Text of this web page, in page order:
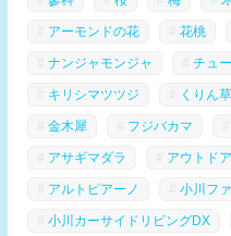
アーモンドの花 花桃
ナンジャモンジャ チュ
キリシマツツジ くりん草
金木犀 フジバカマ
アサギマダラ アウトド
アルトピアーノ 小川フ
小川カーサイドリビングDX